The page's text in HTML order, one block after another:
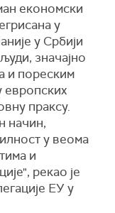
економски
у
у Србији
значајно
и пореским
праксу.
начин,
у веома
и
рекао је
ЕУ у